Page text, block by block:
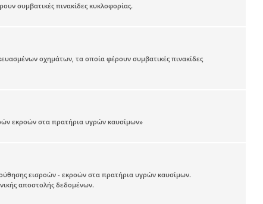
συμβατικές πινακίδες κυκλοφορίας.
οχημάτων, τα οποία φέρουν συμβατικές πινακίδες
εκροών στα πρατήρια υγρών καυσίμων»
εισροών - εκροών στα πρατήρια υγρών καυσίμων.
αποστολής δεδομένων.